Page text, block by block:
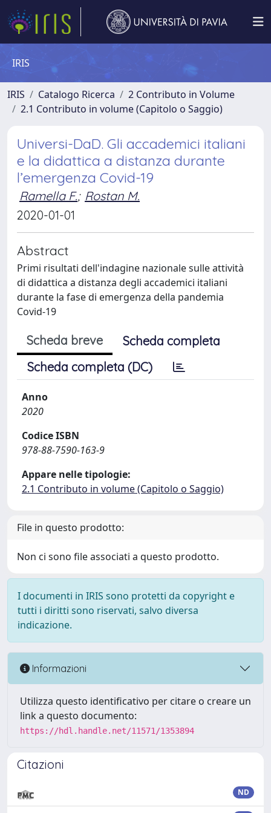
IRIS
IRIS Catalogo Ricerca
2 Contributo in Volume
2.1 Contributo in volume (Capitolo o Saggio)
Universi-DaD. Gli accademici italiani
e la didattica a distanza durante
l’emergenza Covid-19
Ramella F.; Rostan M.
2020-01-01
Abstract
Primi risultati dell'indagine nazionale sulle attività
di didattica a distanza degli accademici italiani
durante la fase di emergenza della pandemia
Covid-19
Scheda breve
Scheda completa
Scheda completa (DC)
Anno
2020
Codice ISBN
978-88-7590-163-9
Appare nelle tipologie:
2.1 Contributo in volume (Capitolo o Saggio)
File in questo prodotto:
Non ci sono file associati a questo prodotto.
I documenti in IRIS sono protetti da copyright e
tutti i diritti sono riservati, salvo diversa
indicazione.
Informazioni
Utilizza questo identificativo per citare o creare un
link a questo documento:
https://hdl.handle.net/11571/1353894
Citazioni
ND